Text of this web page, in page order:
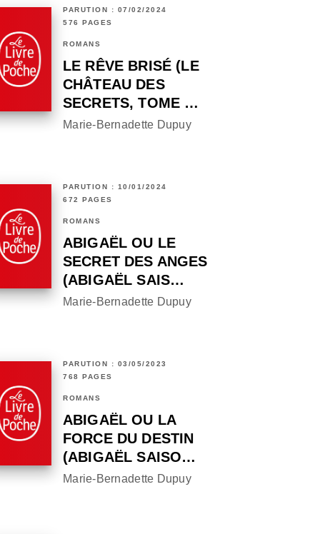
PARUTION : 07/02/2024
576 PAGES
ROMANS
LE RÊVE BRISÉ (LE
CHÂTEAU DES
SECRETS, TOME …
Marie-Bernadette Dupuy
PARUTION : 10/01/2024
672 PAGES
ROMANS
ABIGAËL OU LE
SECRET DES ANGES
(ABIGAËL SAIS…
Marie-Bernadette Dupuy
PARUTION : 03/05/2023
768 PAGES
ROMANS
ABIGAËL OU LA
FORCE DU DESTIN
(ABIGAËL SAISO…
Marie-Bernadette Dupuy